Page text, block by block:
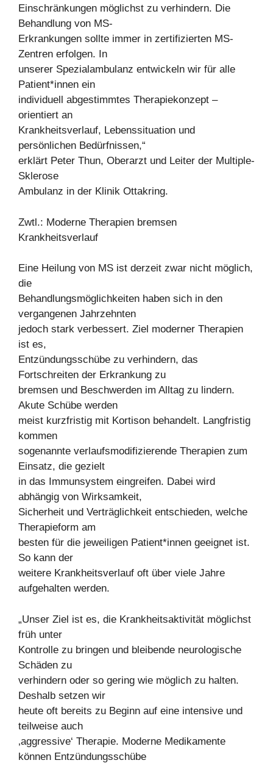
Einschränkungen möglichst zu verhindern. Die
Behandlung von MS-
Erkrankungen sollte immer in zertifizierten MS-
Zentren erfolgen. In
unserer Spezialambulanz entwickeln wir für alle
Patient*innen ein
individuell abgestimmtes Therapiekonzept –
orientiert an
Krankheitsverlauf, Lebenssituation und
persönlichen Bedürfnissen,“
erklärt Peter Thun, Oberarzt und Leiter der Multiple-
Sklerose
Ambulanz in der Klinik Ottakring.
Zwtl.: Moderne Therapien bremsen
Krankheitsverlauf
Eine Heilung von MS ist derzeit zwar nicht möglich,
die
Behandlungsmöglichkeiten haben sich in den
vergangenen Jahrzehnten
jedoch stark verbessert. Ziel moderner Therapien
ist es,
Entzündungsschübe zu verhindern, das
Fortschreiten der Erkrankung zu
bremsen und Beschwerden im Alltag zu lindern.
Akute Schübe werden
meist kurzfristig mit Kortison behandelt. Langfristig
kommen
sogenannte verlaufsmodifizierende Therapien zum
Einsatz, die gezielt
in das Immunsystem eingreifen. Dabei wird
abhängig von Wirksamkeit,
Sicherheit und Verträglichkeit entschieden, welche
Therapieform am
besten für die jeweiligen Patient*innen geeignet ist.
So kann der
weitere Krankheitsverlauf oft über viele Jahre
aufgehalten werden.
„Unser Ziel ist es, die Krankheitsaktivität möglichst
früh unter
Kontrolle zu bringen und bleibende neurologische
Schäden zu
verhindern oder so gering wie möglich zu halten.
Deshalb setzen wir
heute oft bereits zu Beginn auf eine intensive und
teilweise auch
‚aggressive‘ Therapie. Moderne Medikamente
können Entzündungsschübe